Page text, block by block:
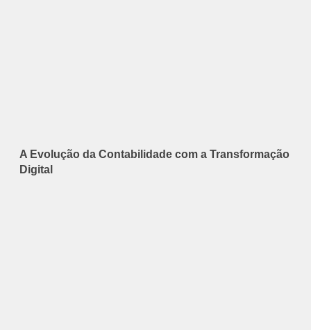
A Evolução da Contabilidade com a Transformação
Digital